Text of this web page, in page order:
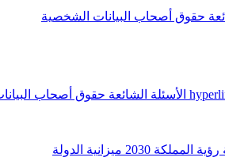
حقوق أصحاب البيانات الشخصية
الأسئلة الشائعة حقوق أصحاب
رؤية المملكة 2030 ميزانية الدولة